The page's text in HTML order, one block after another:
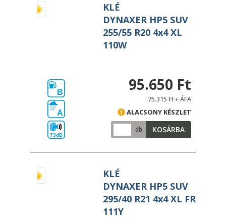
KLÉ
DYNAXER HP5 SUV
255/55 R20 4x4 XL
110W
B
A
73dB
95.650 Ft
75.315 Ft + ÁFA
ALACSONY KÉSZLET
db KOSÁRBA
KLÉ
DYNAXER HP5 SUV
295/40 R21 4x4 XL FR
111Y